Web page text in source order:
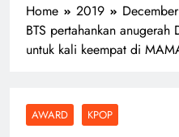
Home 2019 December
BTS pertahankan anugerah
untuk kali keempat di
AWARD KPOP